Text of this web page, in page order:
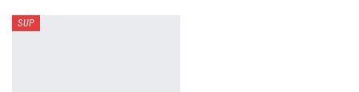
SUP